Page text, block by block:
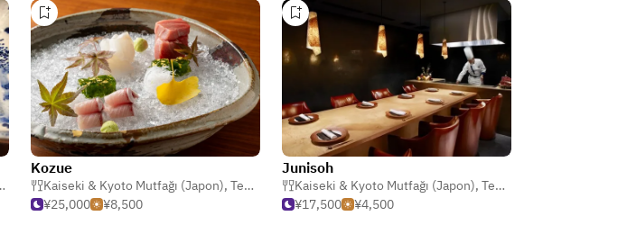
,Japon
Kozue
Kaiseki & Kyoto Mutfağı (Japon), Tempura ,Shabu Shabu (Sıcak Çömlek)
¥25,000
¥8,500
Junisoh
Kaiseki & Kyoto Mutfağı (Japon), Teppanyaki
¥17,500
¥4,500